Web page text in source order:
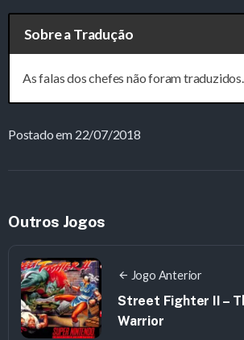
Sobre a Tradução
As falas dos chefes não foram traduzidos.
Postado em 22/07/2018
Outros Jogos
Jogo Anterior
Street Fighter II –
Warrior